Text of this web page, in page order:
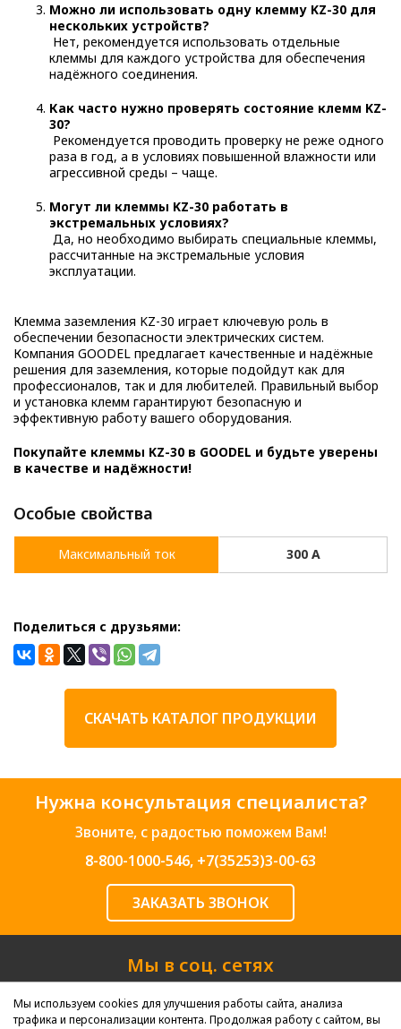
Можно ли использовать одну клемму KZ-30 для
нескольких устройств?
Нет, рекомендуется использовать отдельные
клеммы для каждого устройства для обеспечения
надёжного соединения.
Как часто нужно проверять состояние клемм KZ-
30?
Рекомендуется проводить проверку не реже одного
раза в год, а в условиях повышенной влажности или
агрессивной среды – чаще.
Могут ли клеммы KZ-30 работать в
экстремальных условиях?
Да, но необходимо выбирать специальные клеммы,
рассчитанные на экстремальные условия
эксплуатации.
Клемма заземления KZ-30 играет ключевую роль в
обеспечении безопасности электрических систем.
Компания GOODEL предлагает качественные и надёжные
решения для заземления, которые подойдут как для
профессионалов, так и для любителей. Правильный выбор
и установка клемм гарантируют безопасную и
эффективную работу вашего оборудования.
Покупайте клеммы KZ-30 в GOODEL и будьте уверены
в качестве и надёжности!
Особые свойства
Максимальный ток 300 A
Поделиться с друзьями:
СКАЧАТЬ КАТАЛОГ ПРОДУКЦИИ
Нужна консультация специалиста?
Звоните, с радостью поможем Вам!
8-800-1000-546, +7(35253)3-00-63
ЗАКАЗАТЬ ЗВОНОК
Мы в соц. сетях
Мы используем cookies для улучшения работы сайта, анализа
трафика и персонализации контента. Продолжая работу с сайтом, вы